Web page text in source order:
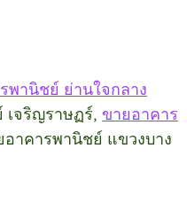
พานิชย์ ย่านใจกลาง
เจริญราษฏร์, ขายอาคาร
อาคารพานิชย์ แขวงบาง